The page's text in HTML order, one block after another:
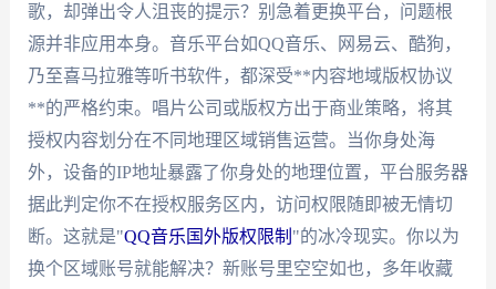
歌，却弹出令人沮丧的提示？别急着更换平台，问题根
源并非应用本身。音乐平台如QQ音乐、网易云、酷狗，
乃至喜马拉雅等听书软件，都深受**内容地域版权协议
**的严格约束。唱片公司或版权方出于商业策略，将其
授权内容划分在不同地理区域销售运营。当你身处海
外，设备的IP地址暴露了你身处的地理位置，平台服务器
据此判定你不在授权服务区内，访问权限随即被无情切
断。这就是"QQ音乐国外版权限制 "的冰冷现实。你以为
换个区域账号就能解决？新账号里空空如也，多年收藏